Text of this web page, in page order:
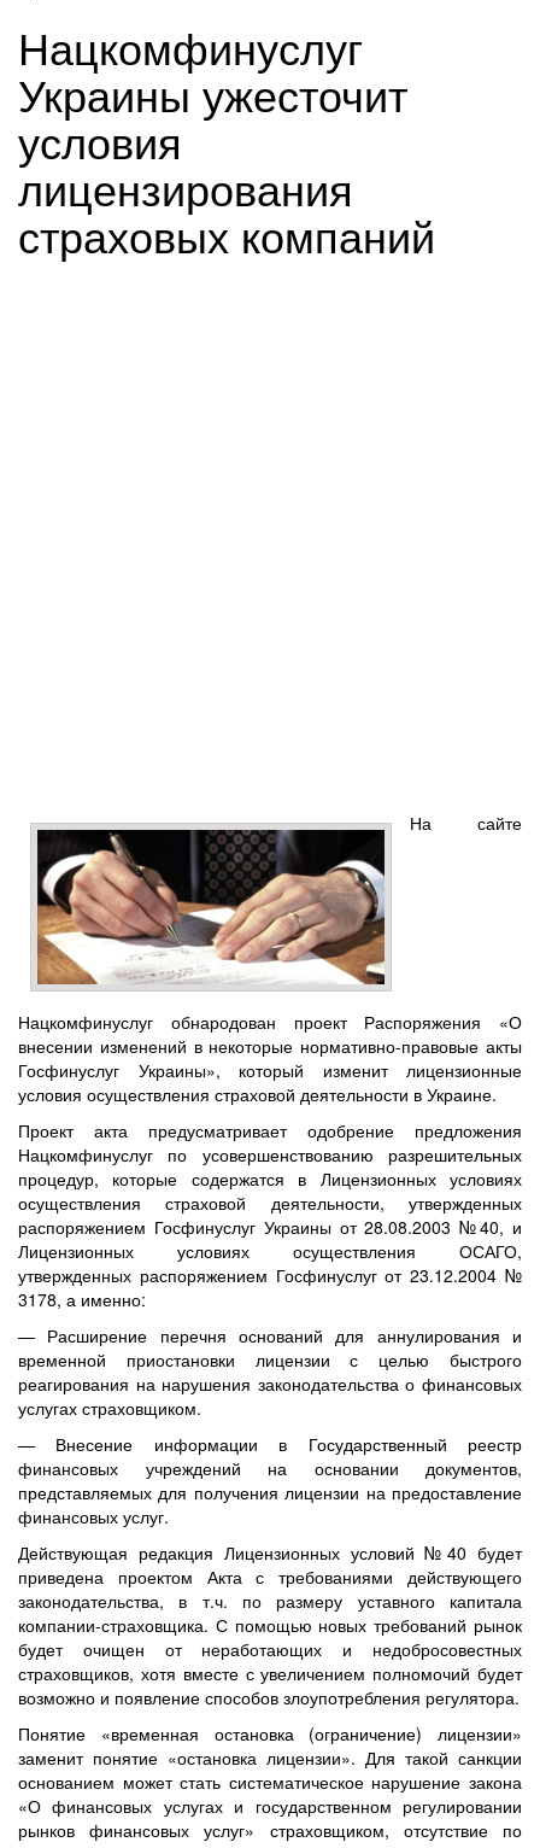
Нацкомфинуслуг
Украины ужесточит
условия
лицензирования
страховых компаний
На сайте
Нацкомфинуслуг обнародован проект Распоряжения «О
внесении изменений в некоторые нормативно-правовые акты
Госфинуслуг Украины», который изменит лицензионные
условия осуществления страховой деятельности в Украине.
Проект акта предусматривает одобрение предложения
Нацкомфинуслуг по усовершенствованию разрешительных
процедур, которые содержатся в Лицензионных условиях
осуществления страховой деятельности, утвержденных
распоряжением Госфинуслуг Украины от 28.08.2003 №40, и
Лицензионных условиях осуществления ОСАГО,
утвержденных распоряжением Госфинуслуг от 23.12.2004 №
3178, а именно:
— Расширение перечня оснований для аннулирования и
временной приостановки лицензии с целью быстрого
реагирования на нарушения законодательства о финансовых
услугах страховщиком.
— Внесение информации в Государственный реестр
финансовых учреждений на основании документов,
представляемых для получения лицензии на предоставление
финансовых услуг.
Действующая редакция Лицензионных условий №40 будет
приведена проектом Акта с требованиями действующего
законодательства, в т.ч. по размеру уставного капитала
компании-страховщика. С помощью новых требований рынок
будет очищен от неработающих и недобросовестных
страховщиков, хотя вместе с увеличением полномочий будет
возможно и появление способов злоупотребления регулятора.
Понятие «временная остановка (ограничение) лицензии»
заменит понятие «остановка лицензии». Для такой санкции
основанием может стать систематическое нарушение закона
«О финансовых услугах и государственном регулировании
рынков финансовых услуг» страховщиком, отсутствие по